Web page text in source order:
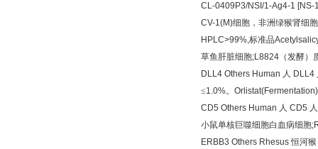
CL-0409P3/NSI/1-Ag4-1 [NS-
CV-1(M)细胞，非洲绿猴肾细胞
HPLC>99%,标准品
草鱼肝脏细胞;L8824 （发酵
DLL4 Others Human 人 DLL4
≤1.0%。 Orlistat(Fermentation)
CD5 Others Human 人 CD5
小鼠单核巨噬细胞白血病细胞
ERBB3 Others Rhesus恒河猴